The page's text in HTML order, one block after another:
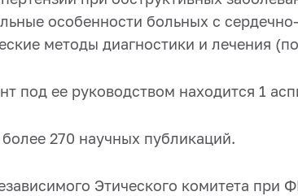
особенности больных с сер
методы диагностики и лечения
под ее руководством находится 1
270 научных публикаций.
Этического комитета